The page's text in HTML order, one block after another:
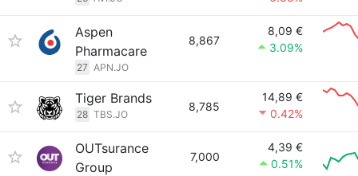
Aspen
Pharmacare
27 APN.JO
8,867
8,09 €
3.09%
Tiger Brands
28 TBS.JO
8,785
14,89 €
0.42%
OUTsurance
Group
7,000
4,39 €
0.51%